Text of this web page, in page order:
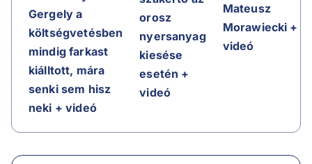
Gergely a
költségvetésben
mindig farkast
kiálltott, mára
senki sem hisz
neki + videó
orosz
nyersanyag
kiesése
esetén +
videó
Mateusz
Morawiecki +
videó